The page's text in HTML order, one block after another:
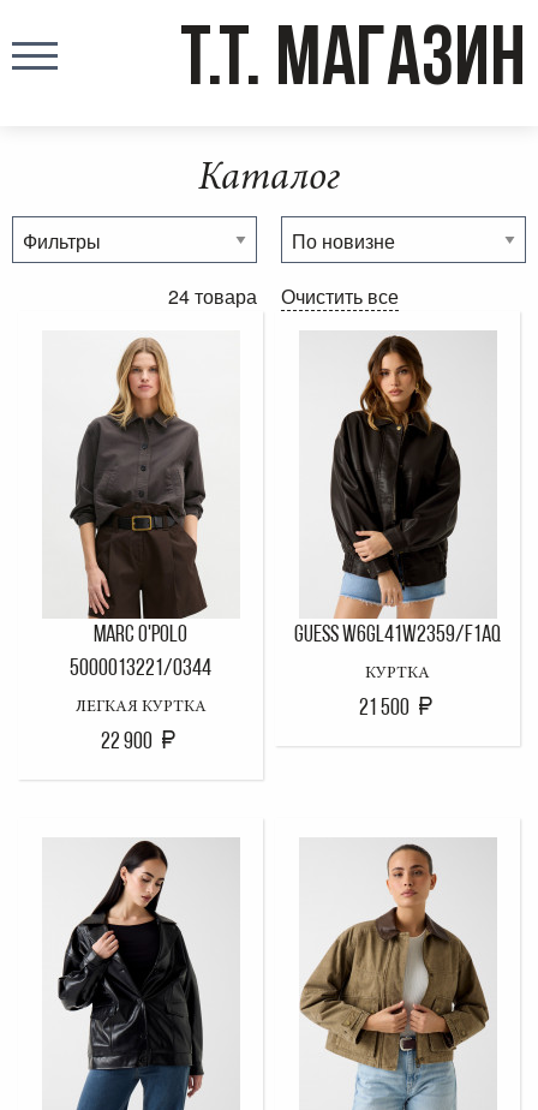
T.T. МАГАЗИН
Каталог
24 товара Очистить все
MARC O'POLO
5000013221/0344
ЛЕГКАЯ КУРТКА
22 900
GUESS W6GL41W2359/F1AQ
КУРТКА
21 500